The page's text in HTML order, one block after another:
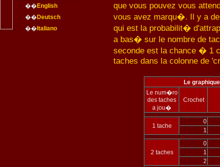
��English
��Deutsch
�� Italiano
que vous pouvez vous
vous avez marqu�. Il y a
qui est la probabilit�
a bas� sur le nombre de
seconde est la chance � 1
taches dans la colonne de
Le
Le num�ro
des taches
a jou�
Crochet
1 tache
0
1
2 taches
0
1
2